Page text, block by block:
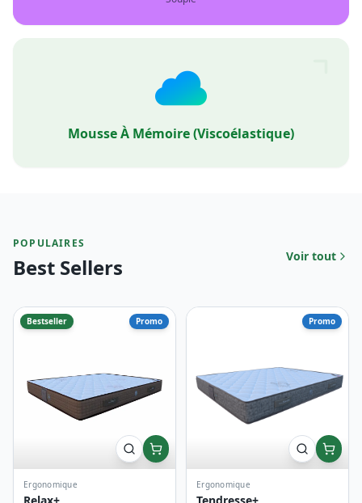
Mousse À Mémoire (viscoélastique)
POPULAIRES
Best Sellers Voir tout
Bestseller Promo
Ergonomique
Promo
Ergonomique